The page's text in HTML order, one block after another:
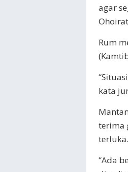
agar
Rum
kata
terima
terluka.
“Ada